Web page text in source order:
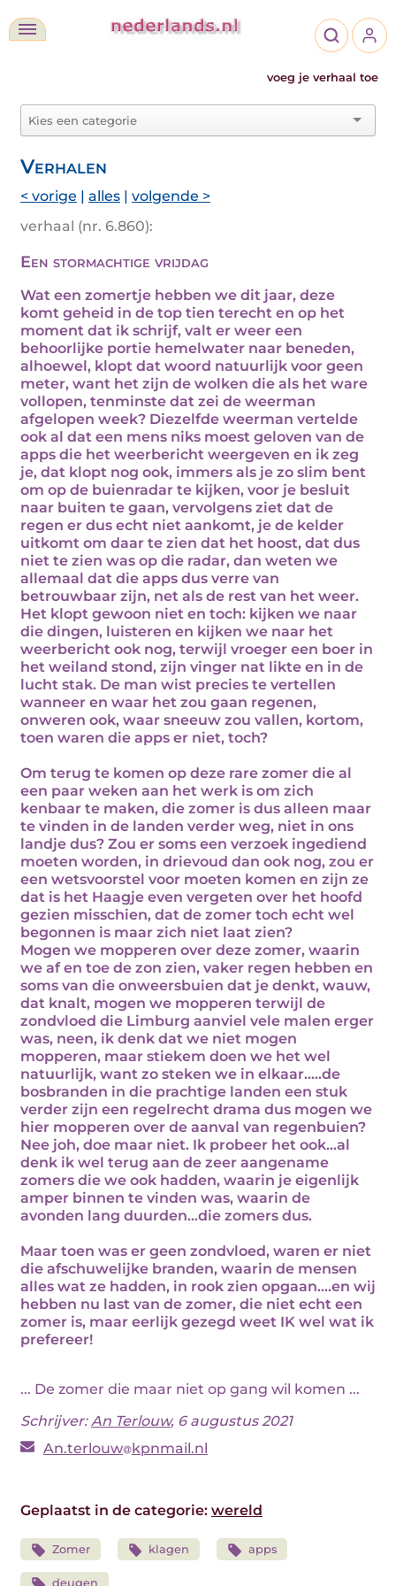
voeg je verhaal toe
Verhalen
< vorige | alles | volgende >
verhaal (nr. 6.860):
Een stormachtige vrijdag
Wat een zomertje hebben we dit jaar, deze
komt geheid in de top tien terecht en op het
moment dat ik schrijf, valt er weer een
behoorlijke portie hemelwater naar beneden,
alhoewel, klopt dat woord natuurlijk voor geen
meter, want het zijn de wolken die als het ware
vollopen, tenminste dat zei de weerman
afgelopen week? Diezelfde weerman vertelde
ook al dat een mens niks moest geloven van de
apps die het weerbericht weergeven en ik zeg
je, dat klopt nog ook, immers als je zo slim bent
om op de buienradar te kijken, voor je besluit
naar buiten te gaan, vervolgens ziet dat de
regen er dus echt niet aankomt, je de kelder
uitkomt om daar te zien dat het hoost, dat dus
niet te zien was op die radar, dan weten we
allemaal dat die apps dus verre van
betrouwbaar zijn, net als de rest van het weer.
Het klopt gewoon niet en toch: kijken we naar
die dingen, luisteren en kijken we naar het
weerbericht ook nog, terwijl vroeger een boer in
het weiland stond, zijn vinger nat likte en in de
lucht stak. De man wist precies te vertellen
wanneer en waar het zou gaan regenen,
onweren ook, waar sneeuw zou vallen, kortom,
toen waren die apps er niet, toch?
Om terug te komen op deze rare zomer die al
een paar weken aan het werk is om zich
kenbaar te maken, die zomer is dus alleen maar
te vinden in de landen verder weg, niet in ons
landje dus? Zou er soms een verzoek ingediend
moeten worden, in drievoud dan ook nog, zou er
een wetsvoorstel voor moeten komen en zijn ze
dat is het Haagje even vergeten over het hoofd
gezien misschien, dat de zomer toch echt wel
begonnen is maar zich niet laat zien?
Mogen we mopperen over deze zomer, waarin
we af en toe de zon zien, vaker regen hebben en
soms van die onweersbuien dat je denkt, wauw,
dat knalt, mogen we mopperen terwijl de
zondvloed die Limburg aanviel vele malen erger
was, neen, ik denk dat we niet mogen
mopperen, maar stiekem doen we het wel
natuurlijk, want zo steken we in elkaar…..de
bosbranden in die prachtige landen een stuk
verder zijn een regelrecht drama dus mogen we
hier mopperen over de aanval van regenbuien?
Nee joh, doe maar niet. Ik probeer het ook…al
denk ik wel terug aan de zeer aangename
zomers die we ook hadden, waarin je eigenlijk
amper binnen te vinden was, waarin de
avonden lang duurden…die zomers dus.
Maar toen was er geen zondvloed, waren er niet
die afschuwelijke branden, waarin de mensen
alles wat ze hadden, in rook zien opgaan….en wij
hebben nu last van de zomer, die niet echt een
zomer is, maar eerlijk gezegd weet IK wel wat ik
prefereer!
... De zomer die maar niet op gang wil komen ...
Schrijver:An Terlouw, 6 augustus 2021
An.terlouw kpnmail.nl
Geplaatst in de categorie: wereld
Zomer klagen apps
deugen